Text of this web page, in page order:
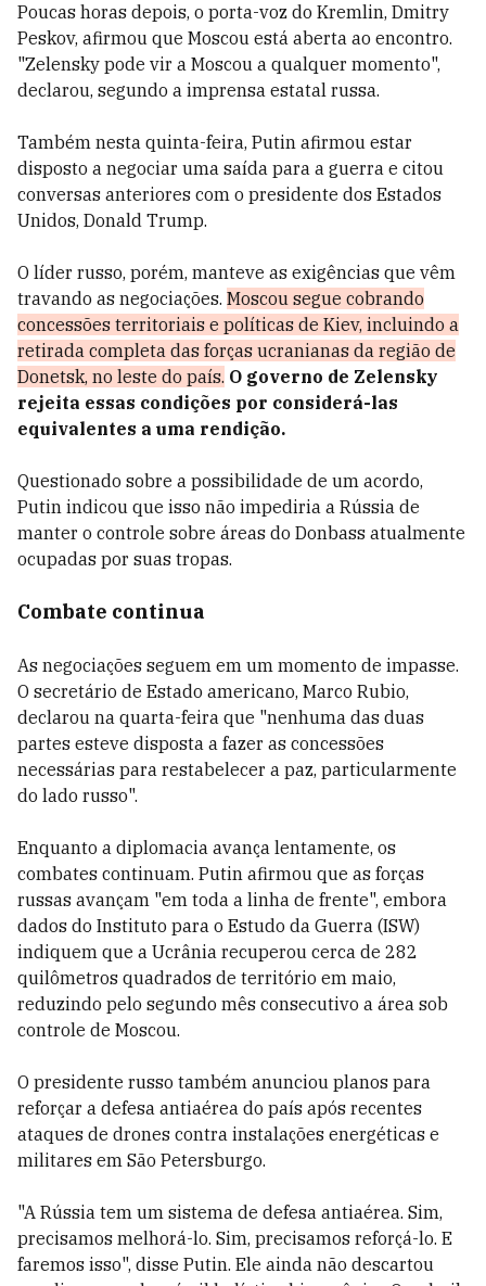
Poucas horas depois, o porta-voz do Kremlin, Dmitry
Peskov, afirmou que Moscou está aberta ao encontro.
"Zelensky pode vir a Moscou a qualquer momento",
declarou, segundo a imprensa estatal russa.
Também nesta quinta-feira, Putin afirmou estar
disposto a negociar uma saída para a guerra e citou
conversas anteriores com o presidente dos Estados
Unidos, Donald Trump.
O líder russo, porém, manteve as exigências que vêm
travando as negociações. Moscou segue cobrando
concessões territoriais e políticas de Kiev, incluindo a
retirada completa das forças ucranianas da região de
Donetsk, no leste do país. O governo de Zelensky
rejeita essas condições por considerá-las
equivalentes a uma rendição.
Questionado sobre a possibilidade de um acordo,
Putin indicou que isso não impediria a Rússia de
manter o controle sobre áreas do Donbass atualmente
ocupadas por suas tropas.
Combate continua
As negociações seguem em um momento de impasse.
O secretário de Estado americano, Marco Rubio,
declarou na quarta-feira que "nenhuma das duas
partes esteve disposta a fazer as concessões
necessárias para restabelecer a paz, particularmente
do lado russo".
Enquanto a diplomacia avança lentamente, os
combates continuam. Putin afirmou que as forças
russas avançam "em toda a linha de frente", embora
dados do Instituto para o Estudo da Guerra (ISW)
indiquem que a Ucrânia recuperou cerca de 282
quilômetros quadrados de território em maio,
reduzindo pelo segundo mês consecutivo a área sob
controle de Moscou.
O presidente russo também anunciou planos para
reforçar a defesa antiaérea do país após recentes
ataques de drones contra instalações energéticas e
militares em São Petersburgo.
"A Rússia tem um sistema de defesa antiaérea. Sim,
precisamos melhorá-lo. Sim, precisamos reforçá-lo. E
faremos isso", disse Putin. Ele ainda não descartou